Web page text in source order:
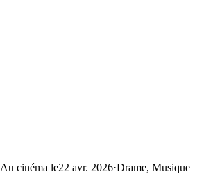
Au cinéma le22 avr. 2026·Drame, Musique